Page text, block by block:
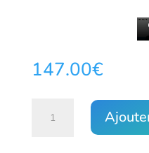
147.00€